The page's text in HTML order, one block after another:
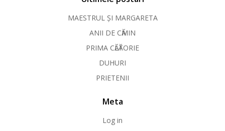
MAESTRUL ȘI MARGARETA
ANII DE CӐMIN
PRIMA CӐLӐTORIE
DUHURI
PRIETENII
Meta
Log in